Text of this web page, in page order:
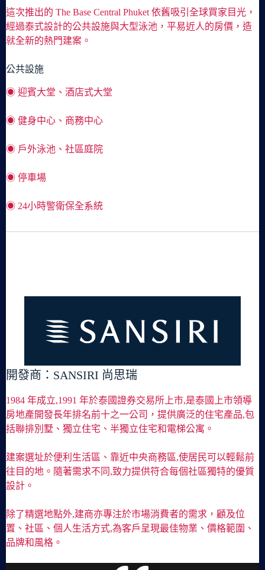
這次推出的 The Base Central Phuket 依舊吸引全球買家目光，
經過泰式設計的公共設施與大型泳池，平易近人的房價，造
就全新的熱門建案。
公共設施
◉ 迎賓大堂、酒店式大堂
◉ 健身中心、商務中心
◉ 戶外泳池、社區庭院
◉ 停車場
◉ 24小時警衛保全系統
開發商：SANSIRI 尚思瑞
1984 年成立,1991 年於泰國證券交易所上市,是泰國上市領導
房地產開發長年排名前十之一公司，提供廣泛的住宅產品,包
括聯排別墅、獨立住宅、半獨立住宅和電梯公寓。
建案選址於便利生活區、靠近中央商務區,使居民可以輕鬆前
往目的地。隨著需求不同,致力提供符合每個社區獨特的優質
設計。
除了精選地點外,建商亦專注於市場消費者的需求，顧及位
置、社區、個人生活方式,為客戶呈現最佳物業、價格範圍、
品牌和風格。